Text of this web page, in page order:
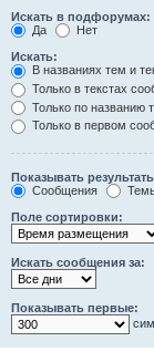
Искать в подфорумах:
Да
Нет
Искать:
В названиях тем и
Только в текстах
Только по названию
Только в первом
Показывать
Сообщения
Поле сортировки:
Искать сообщения за:
Показывать первые: